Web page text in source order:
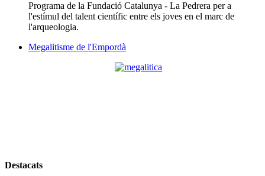
Programa de la Fundació Catalunya - La Pedrera per a
l'estímul del talent científic entre els joves en el marc de
l'arqueologia.
Megalitisme de l'Empordà
Destacats